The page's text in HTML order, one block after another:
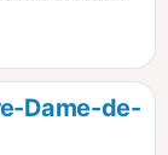
Dame-de-